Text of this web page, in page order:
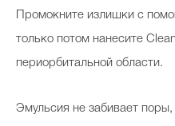
Промокните излишки с
только потом нанесите
периорбитальной области.
Эмульсия не забивает